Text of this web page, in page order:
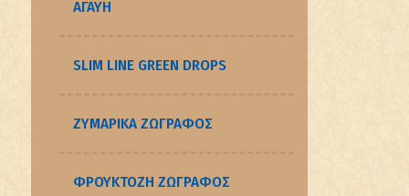
ΑΓΑΥΗ
SLIM LINE GREEN DROPS
ΖΥΜΑΡΙΚΑ ΖΩΓΡΑΦΟΣ
ΦΡΟΥΚΤΟΖΗ ΖΩΓΡΑΦΟΣ